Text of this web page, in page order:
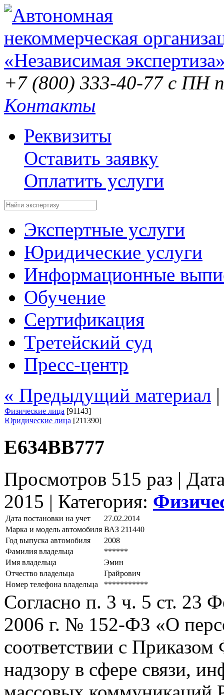
+7 (800) 333-40-77 с ПН
Контакты
Реквизиты
Оставить заявку
Оплатить услуги
Экспертные услуги
Юридические услуги
Информационные
Обучение
Сертификация
Третейский суд
Пресс-центр
« Предыдущий материал
Физические лица [91143]
Юридические лица [211390]
Е634ВВ777
Просмотров 515 раз |
2015 | Категория:
Дата постановки на учет
27.02.2014
Марка и модель автомобиля ВАЗ 211440
Год выпуска автомобиля
2008
Фамилия владельца
******
Имя владельца
Эмин
Отчество владельца
Грайрович
Номер телефона владельца
***********
Согласно п. 3 ч. 5 ст. 23
2006 г. № 152-ФЗ «О
соответствии с
надзору в сфере связи,